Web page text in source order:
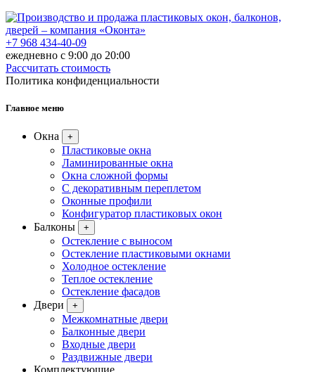
+7 968 434-40-09
ежедневно с 9:00 до 20:00
Рассчитать стоимость
Политика конфиденциальности
Главное меню
Окна +
Пластиковые окна
Ламинированные окна
Окна сложной формы
С декоративным переплетом
Оконные профили
Конфигуратор пластиковых окон
Балконы
+
Остекление с выносом
Остекление пластиковыми окнами
Холодное остекление
Теплое остекление
Остекление фасадов
Двери
+
Межкомнатные двери
Балконные двери
Входные двери
Раздвижные двери
Комплектующие